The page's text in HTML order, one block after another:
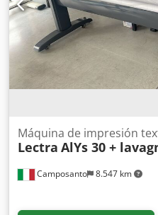
Camposanto 8.547 km
Máquina de impresión
Lectra AlYs 30 +